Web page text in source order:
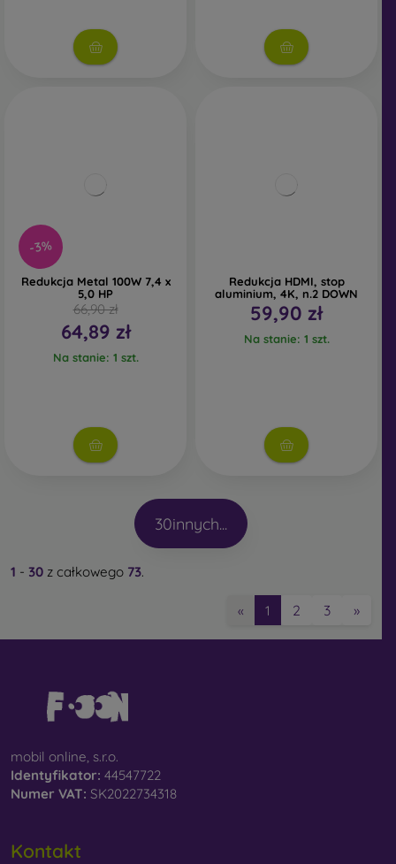
-3%
Redukcja Metal 100W 7,4 x
5,0 HP
66,90 zł
64,89 zł
Na stanie: 1 szt.
Redukcja HDMI, stop
aluminium, 4K, n.2 DOWN
59,90 zł
Na stanie: 1 szt.
30innych...
1 - 30 z całkowego 73.
« 1 2 3 »
mobil online, s.r.o.
Identyfikator: 44547722
Numer VAT: SK2022734318
Kontakt